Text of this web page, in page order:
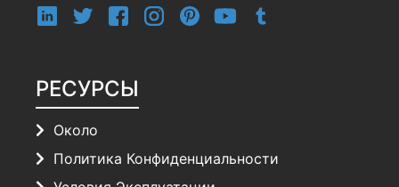
РЕСУРСЫ
Около
Политика Конфиденциальности